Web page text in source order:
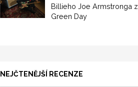
Billieho Joe Armstronga z
Green Day
NEJČTENĚJŠÍ RECENZE